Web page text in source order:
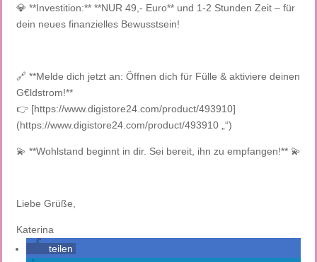
💎 **Investition:** **NUR 49,- Euro** und 1-2 Stunden Zeit – für
dein neues finanzielles Bewusstsein!
🔗 **Melde dich jetzt an: Öffnen dich für Fülle & aktiviere deinen
G€ldstrom!**
👉 [https://www.digistore24.com/product/493910]
(https://www.digistore24.com/product/493910 „‌“)
💫 **Wohlstand beginnt in dir. Sei bereit, ihn zu empfangen!** 💫
Liebe Grüße,
Katerina
teilen